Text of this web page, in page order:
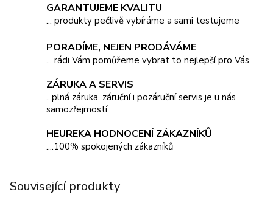
GARANTUJEME KVALITU
... produkty pečlivě vybíráme a sami testujeme
PORADÍME, NEJEN PRODÁVÁME
... rádi Vám pomůžeme vybrat to nejlepší pro Vás
ZÁRUKA A SERVIS
...plná záruka, záruční i pozáruční servis je u nás
samozřejmostí
HEUREKA HODNOCENÍ ZÁKAZNÍKŮ
....100% spokojených zákazníků
Související produkty